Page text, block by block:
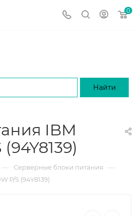
0
IBM
— Серверные блоки питания —
P/S (94Y8139)